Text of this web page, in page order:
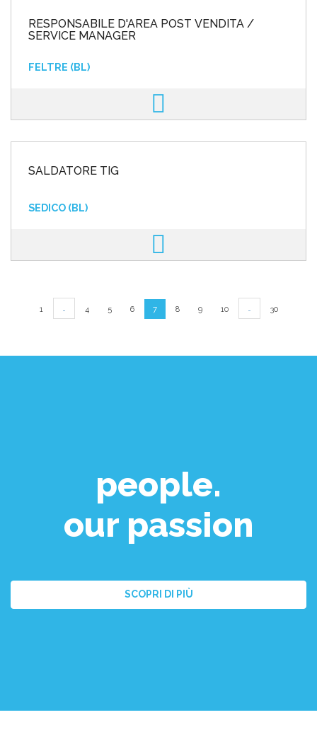
RESPONSABILE D'AREA POST VENDITA /
SERVICE MANAGER
FELTRE (BL)
SALDATORE TIG
SEDICO (BL)
1 4 5 6 7 8 9 10 30
people.
our passion
SCOPRI DI PIÙ